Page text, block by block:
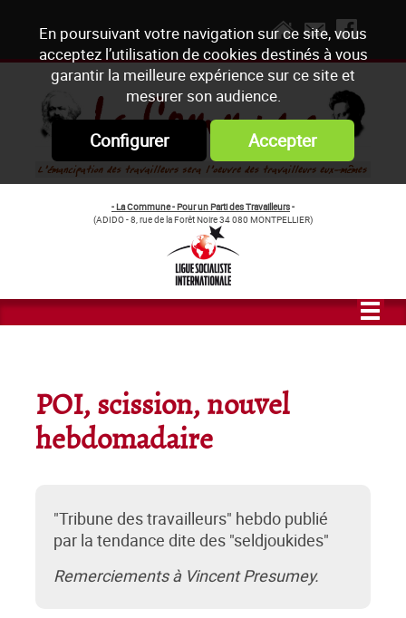
En poursuivant votre navigation sur ce site, vous
acceptez l’utilisation de cookies destinés à vous
garantir la meilleure expérience sur ce site et
mesurer son audience.
Configurer Accepter
- La Commune - Pour un Parti des Travailleurs-
(ADIDO - 8, rue de la Forêt Noire 34 080 MONTPELLIER)
POI, scission, nouvel
hebdomadaire
"Tribune des travailleurs" hebdo publié
par la tendance dite des "seldjoukides"
Remerciements à Vincent Presumey.